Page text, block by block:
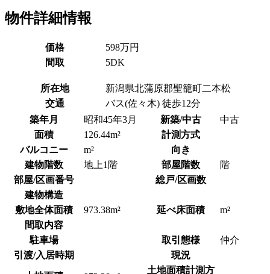
物件詳細情報
価格
598万円
間取
5DK
所在地
新潟県北蒲原郡聖籠町二本松
交通
バス(佐々木) 徒歩12分
築年月
昭和45年3月 新築/中古
中古
面積
126.44m²
計測方式
バルコニー
m²
向き
建物階数
地上1階 部屋階数
階
部屋/区画番号
総戸/区画数
建物構造
敷地全体面積
973.38m² 延べ床面積
m²
間取内容
駐車場
取引態様
仲介
引渡/入居時期
現況
土地面積計測方